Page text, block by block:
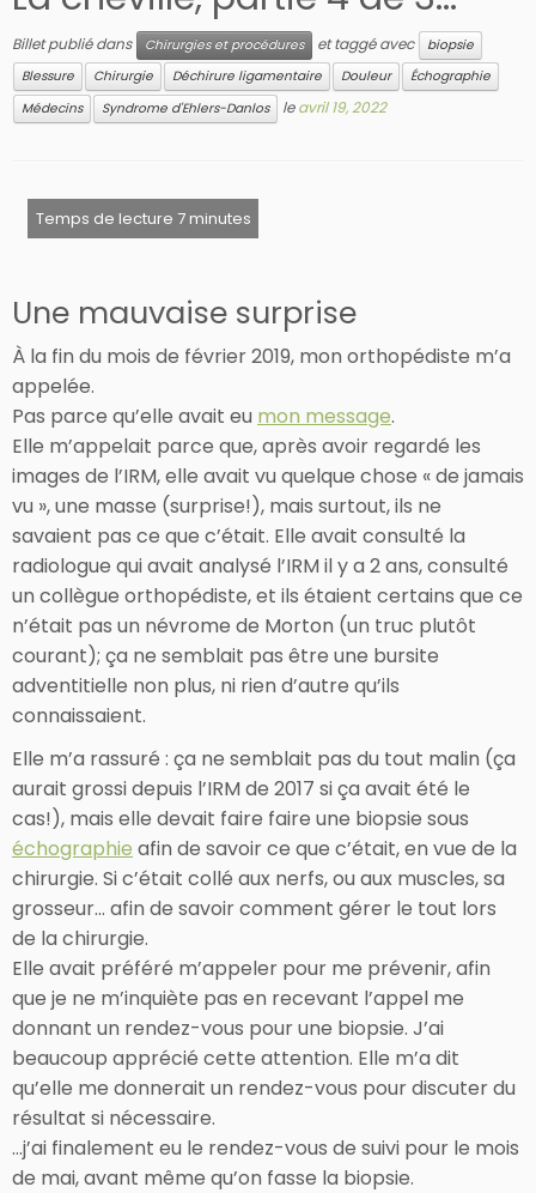
Billet publié dans Chirurgies et procédures et taggé avec
biopsie
Blessure
Chirurgie Déchirure ligamentaire Douleur
Échographie
Médecins
Syndrome d'Ehlers-Danlos leavril 19, 2022
Une mauvaise surprise
À la fin du mois de février 2019, mon orthopédiste m’a
appelée.
Pas parce qu’elle avait eu mon message.
Elle m’appelait parce que, après avoir regardé les
images de l’IRM, elle avait vu quelque chose « de jamais
vu », une masse (surprise!), mais surtout, ils ne
savaient pas ce que c’était. Elle avait consulté la
radiologue qui avait analysé l’IRM il y a 2 ans, consulté
un collègue orthopédiste, et ils étaient certains que ce
n’était pas un névrome de Morton (un truc plutôt
courant); ça ne semblait pas être une bursite
adventitielle non plus, ni rien d’autre qu’ils
connaissaient.
Elle m’a rassuré : ça ne semblait pas du tout malin (ça
aurait grossi depuis l’IRM de 2017 si ça avait été le
cas!), mais elle devait faire faire une biopsie sous
échographie afin de savoir ce que c’était, en vue de la
chirurgie. Si c’était collé aux nerfs, ou aux muscles, sa
grosseur… afin de savoir comment gérer le tout lors
de la chirurgie.
Elle avait préféré m’appeler pour me prévenir, afin
que je ne m’inquiète pas en recevant l’appel me
donnant un rendez-vous pour une biopsie. J’ai
beaucoup apprécié cette attention. Elle m’a dit
qu’elle me donnerait un rendez-vous pour discuter du
résultat si nécessaire.
…j’ai finalement eu le rendez-vous de suivi pour le mois
de mai, avant même qu’on fasse la biopsie.